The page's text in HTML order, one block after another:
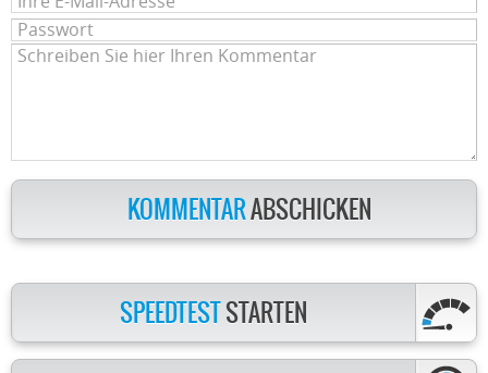
KOMMENTARABSCHICKEN
SPEEDTESTSTARTEN